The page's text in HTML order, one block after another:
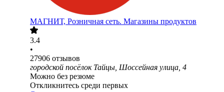
МАГНИТ, Розничная сеть. Магазины продуктов
3.4
•
27906 отзывов
городской посёлок Тайцы, Шоссейная улица, 4
Можно без резюме
Откликнитесь среди первых